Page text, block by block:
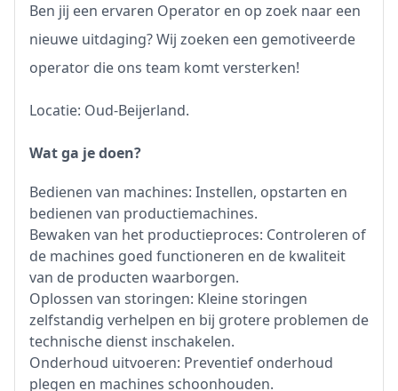
Ben jij een ervaren Operator en op zoek naar een
nieuwe uitdaging? Wij zoeken een gemotiveerde
operator die ons team komt versterken!
Locatie: Oud-Beijerland.
Wat ga je doen?
Bedienen van machines: Instellen, opstarten en
bedienen van productiemachines.
Bewaken van het productieproces: Controleren of
de machines goed functioneren en de kwaliteit
van de producten waarborgen.
Oplossen van storingen: Kleine storingen
zelfstandig verhelpen en bij grotere problemen de
technische dienst inschakelen.
Onderhoud uitvoeren: Preventief onderhoud
plegen en machines schoonhouden.